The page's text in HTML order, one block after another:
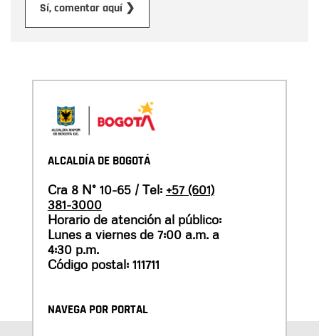
Sí, comentar aquí ❯
ALCALDÍA DE BOGOTÁ
Cra 8 N° 10-65 / Tel: +57 (601)
381-3000
Horario de atención al público:
Lunes a viernes de 7:00 a.m. a
4:30 p.m.
Código postal: 111711
NAVEGA POR PORTAL